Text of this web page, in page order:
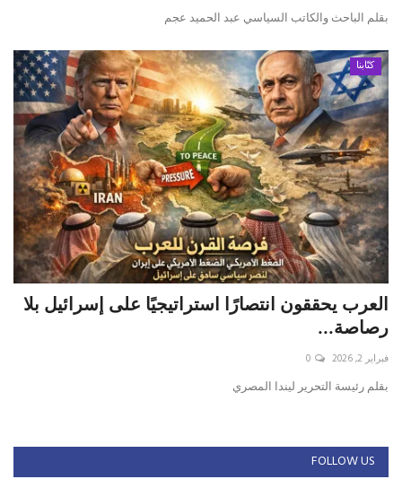
بقلم الباحث والكاتب السياسي عبد الحميد عجم
كتّابنا
العرب يحققون انتصارًا استراتيجيًا على إسرائيل بلا
رصاصة...
فبراير 2, 2026 0
بقلم رئيسة التحرير ليندا المصري
FOLLOW US